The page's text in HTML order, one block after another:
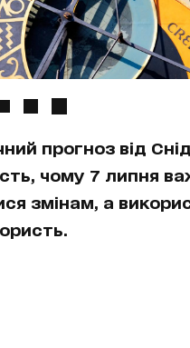
прогноз від
чому 7 липня
змінам, а